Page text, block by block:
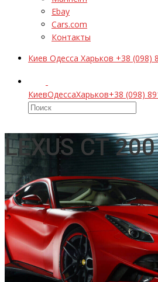
Ebay
Cars.com
Контакты
Киев Одесса Харьков +38 (098)
КиевОдессаХарьков+38 (098)
LEXUS CT 200